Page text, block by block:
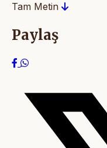
Tam Metin
Paylaş